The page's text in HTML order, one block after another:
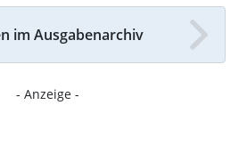
im Ausgabenarchiv
- Anzeige -